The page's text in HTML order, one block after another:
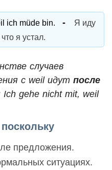
ich müde bin.
Я иду
я устал.
случаев
с weil идут после
Ich gehe nicht mit, weil
предложения.
ситуациях.